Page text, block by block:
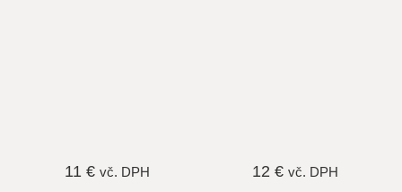
11 € vč. DPH 12 € vč. DPH